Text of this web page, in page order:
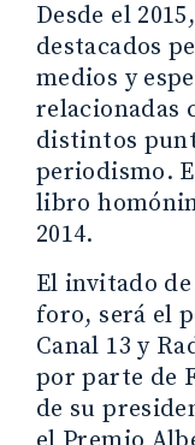
Desde el
destacados
medios y
relacionadas
distintos
periodismo.
libro
2014.
El invitado
foro, será el
Canal 13 y
por parte de
de su